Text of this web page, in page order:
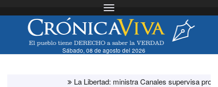
Toggle navigation
Sábado, 08 de agosto del 2026
La Libertad: ministra Canales supervisa